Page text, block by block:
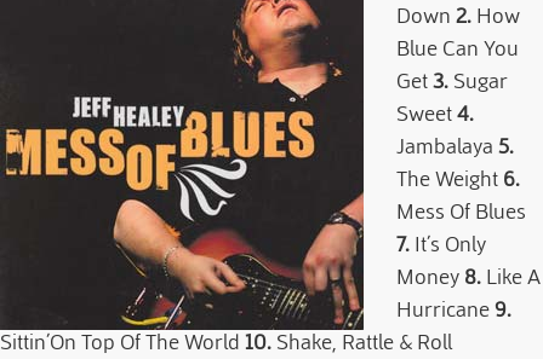
Down 2. How
Blue Can You
Get3. Sugar
Sweet4.
Jambalaya 5.
The Weight 6.
Mess Of Blues
7. It´s Only
Money 8. Like A
Hurricane9.
Sittin´On Top Of The World 10. Shake, Rattle & Roll